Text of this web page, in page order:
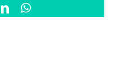
LinkedInWhatsApp